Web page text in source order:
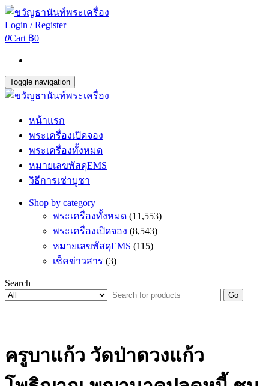
Login / Register
0Cart ฿0
Toggle navigation
หน้าแรก
พระเครื่องเปิดจอง
พระเครื่องทั้งหมด
หมายเลขพัสดุEMS
วิธีการเช่าบูชา
Shop by category
พระเครื่องทั้งหมด (11,553)
พระเครื่องเปิดจอง (8,543)
หมายเลขพัสดุEMS (115)
เช็คข่าวสาร (3)
Search
Go
ครูบาแก้ว วัดป่าดวงแก้ว